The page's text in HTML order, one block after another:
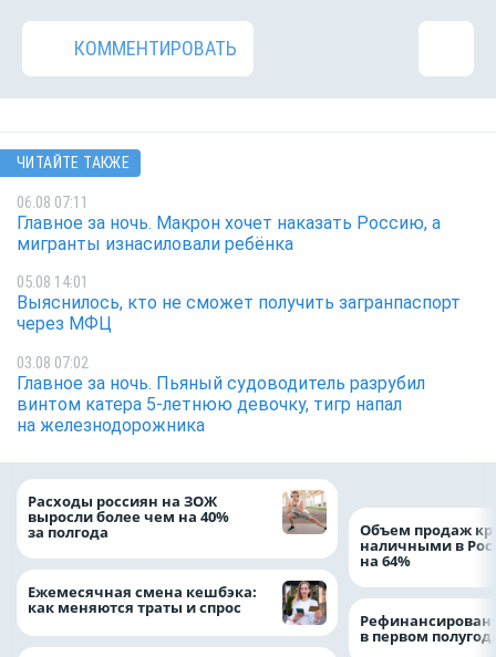
КОММЕНТИРОВАТЬ
ЧИТАЙТЕ ТАКЖЕ
06.08 07:11
Главное за ночь. Макрон хочет наказать Россию, а
мигранты изнасиловали ребёнка
05.08 14:01
Выяснилось, кто не сможет получить загранпаспорт
через МФЦ
03.08 07:02
Главное за ночь. Пьяный судоводитель разрубил
винтом катера 5-летнюю девочку, тигр напал
на железнодорожника
Расходы россиян на ЗОЖ
выросли более чем на 40%
за полгода
Ежемесячная смена кешбэка:
как меняются траты и спрос
Объем продаж
наличными в
на 64%
в первом